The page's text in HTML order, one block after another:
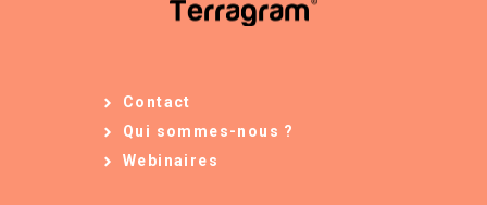
Contact
Qui sommes-nous ?
Webinaires